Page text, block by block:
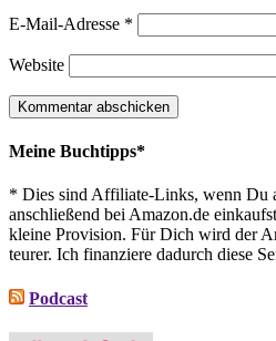
E-Mail-Adresse *
Website
Meine Buchtipps*
* Dies sind Affiliate-Links, wenn Du
anschließend bei Amazon.de
kleine Provision. Für Dich wird der
teurer. Ich finanziere dadurch diese
Podcast